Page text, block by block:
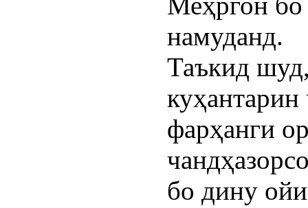
намуданд.
Таъкид
фарҳанги
бо дину